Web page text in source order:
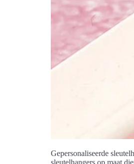
Gepersonaliseerde